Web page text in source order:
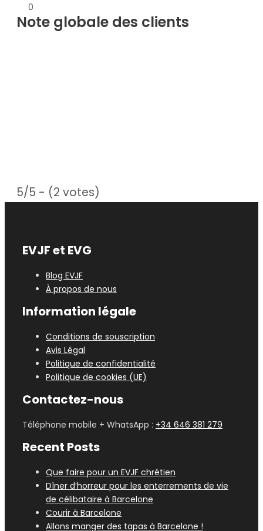
0
Note globale des clients
5/5 - (2 votes)
EVJF et EVG
Blog EVJF
À propos de nous
Information légale
Conditions de souscription
Avis Légal
Politique de confidentialité
Politique de cookies (UE)
Contactez-nous
Téléphone mobile + WhatsApp : +34 646 381 279
Recent Posts
Que faire pour un EVJF chrétien
Dîner d’horreur pour les enterrements de vie
de célibataire à Barcelone
Courir à Barcelone
Allons manger des tapas à Barcelone !